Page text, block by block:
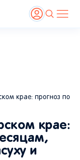
крае: прогноз
крае:
и